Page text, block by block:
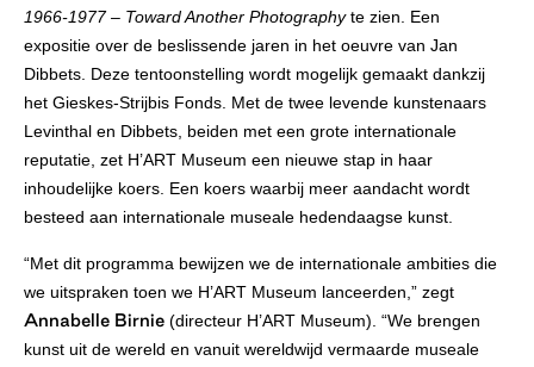
1966-1977 – Toward Another Photographyte zien. Een
expositie over de beslissende jaren in het oeuvre van Jan
Dibbets. Deze tentoonstelling wordt mogelijk gemaakt dankzij
het Gieskes-Strijbis Fonds. Met de twee levende kunstenaars
Levinthal en Dibbets, beiden met een grote internationale
reputatie, zet H’ART Museum een nieuwe stap in haar
inhoudelijke koers. Een koers waarbij meer aandacht wordt
besteed aan internationale museale hedendaagse kunst.
“Met dit programma bewijzen we de internationale ambities die
we uitspraken toen we H’ART Museum lanceerden,” zegt
Annabelle Birnie (directeur H’ART Museum). “We brengen
kunst uit de wereld en vanuit wereldwijd vermaarde museale